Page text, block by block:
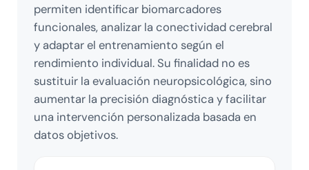
permiten identificar biomarcadores
funcionales, analizar la conectividad cerebral
y adaptar el entrenamiento según el
rendimiento individual. Su finalidad no es
sustituir la evaluación neuropsicológica, sino
aumentar la precisión diagnóstica y facilitar
una intervención personalizada basada en
datos objetivos.